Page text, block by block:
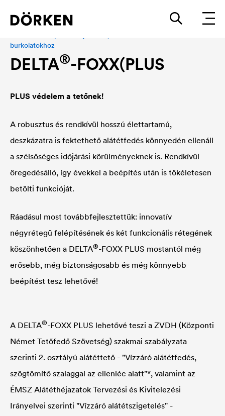
burkolatokhoz
DELTA®-FOXX(PLUS
PLUS védelem a tetőnek!
A robusztus és rendkívül hosszú élettartamú,
deszkázatra is fektethető alátétfedés könnyedén ellenáll
a szélsőséges időjárási körülményeknek is. Rendkívül
öregedésálló, így évekkel a beépítés után is tökéletesen
betölti funkcióját.
Ráadásul most továbbfejlesztettük: innovatív
négyrétegű felépítésének és két funkcionális rétegének
köszönhetően a DELTA®-FOXX PLUS mostantól még
erősebb, még biztonságosabb és még könnyebb
beépítést tesz lehetővé!
A DELTA®-FOXX PLUS lehetővé teszi a ZVDH (Központi
Német Tetőfedő Szövetség) szakmai szabályzata
szerinti 2. osztályú alátéttető - "Vízzáró alátétfedés,
szögtömítő szalaggal az ellenléc alatt"*, valamint az
ÉMSZ Alátéthéjazatok Tervezési és Kivitelezési
Irányelvei szerinti "Vízzáró alátétszigetelés" -